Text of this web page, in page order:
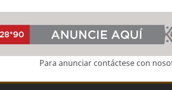
Para anunciar contáctese con